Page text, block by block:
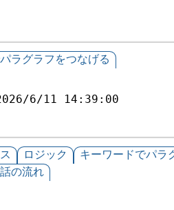
ラグラフをつなげる
6/11 14:39:00
ロジック
キーワードでパラ
話の流れ